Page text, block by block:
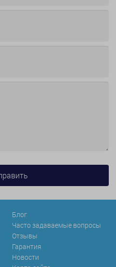
Блог
Часто задаваемые вопросы
Отзывы
Гарантия
Новости